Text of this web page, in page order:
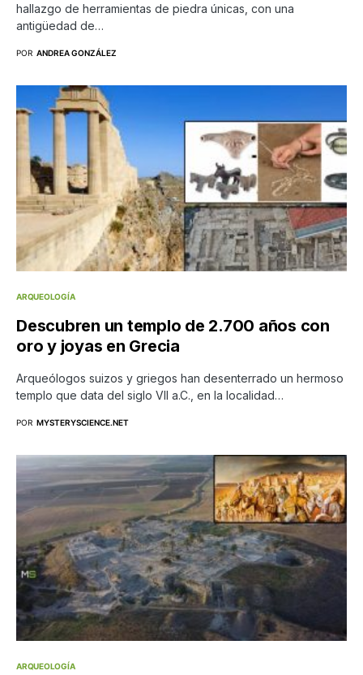
hallazgo de herramientas de piedra únicas, con una
antigüedad de…
POR ANDREA GONZÁLEZ
ARQUEOLOGÍA
Descubren un templo de 2.700 años con
oro y joyas en Grecia
Arqueólogos suizos y griegos han desenterrado un hermoso
templo que data del siglo VII a.C., en la localidad…
POR MYSTERYSCIENCE.NET
ARQUEOLOGÍA